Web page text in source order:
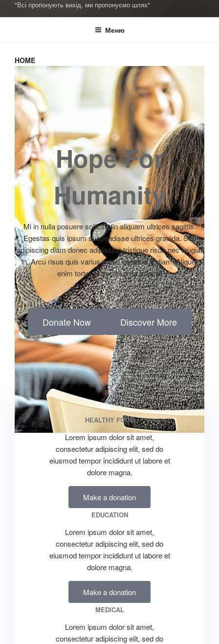
"Всі пропонують вихід, ми пропонуємо шлях"
Меню
HOME
Hope For
Humanity
Mi in nulla posuere sollicitudin aliquam ultrices sagittis.
Egestas quis ipsum suspendisse ultrices gravida. Sed
adipiscing diam donec adipiscing tristique risus nec feugiat
in. Arcu risus quis varius quam quisque id diam. Aliquet
enim tortor at auctor urna nunc id
Donate Now Discover More
HEALTHY FOOD
Lorem ipsum dolor sit amet,
consectetur adipiscing elit, sed do
eiusmod tempor incididunt ut labore et
dolore magna.
Make a donation
EDUCATION
Lorem ipsum dolor sit amet,
consectetur adipiscing elit, sed do
eiusmod tempor incididunt ut labore et
dolore magna.
Make a donation
MEDICAL
Lorem ipsum dolor sit amet,
consectetur adipiscing elit, sed do